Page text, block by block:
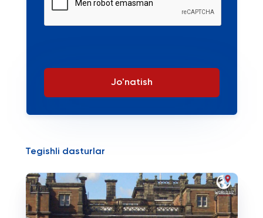
Jo'natish
Tegishli dasturlar